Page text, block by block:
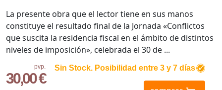
pvp.
30,00 €
Sin Stock. Posibilidad entre 3 y 7 días
La presente obra que el lector tiene en sus manos
constituye el resultado final de la Jornada «Conflictos
que suscita la residencia fiscal en el ámbito de distintos
niveles de imposición», celebrada el 30 de ...